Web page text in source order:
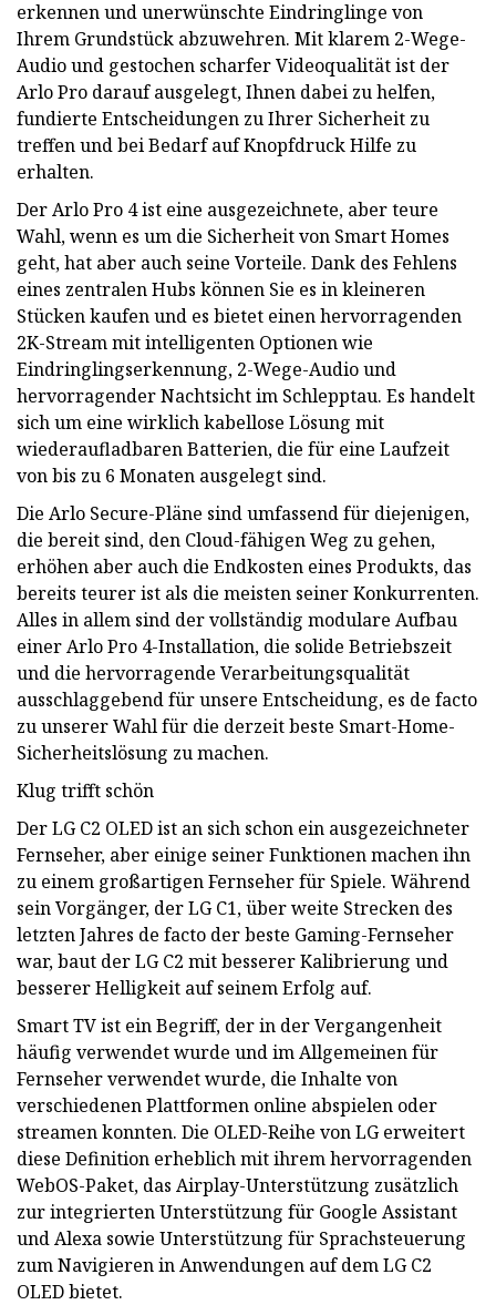
erkennen und unerwünschte Eindringlinge von
Ihrem Grundstück abzuwehren. Mit klarem 2-Wege-
Audio und gestochen scharfer Videoqualität ist der
Arlo Pro darauf ausgelegt, Ihnen dabei zu helfen,
fundierte Entscheidungen zu Ihrer Sicherheit zu
treffen und bei Bedarf auf Knopfdruck Hilfe zu
erhalten.
Der Arlo Pro 4 ist eine ausgezeichnete, aber teure
Wahl, wenn es um die Sicherheit von Smart Homes
geht, hat aber auch seine Vorteile. Dank des Fehlens
eines zentralen Hubs können Sie es in kleineren
Stücken kaufen und es bietet einen hervorragenden
2K-Stream mit intelligenten Optionen wie
Eindringlingserkennung, 2-Wege-Audio und
hervorragender Nachtsicht im Schlepptau. Es handelt
sich um eine wirklich kabellose Lösung mit
wiederaufladbaren Batterien, die für eine Laufzeit
von bis zu 6 Monaten ausgelegt sind.
Die Arlo Secure-Pläne sind umfassend für diejenigen,
die bereit sind, den Cloud-fähigen Weg zu gehen,
erhöhen aber auch die Endkosten eines Produkts, das
bereits teurer ist als die meisten seiner Konkurrenten.
Alles in allem sind der vollständig modulare Aufbau
einer Arlo Pro 4-Installation, die solide Betriebszeit
und die hervorragende Verarbeitungsqualität
ausschlaggebend für unsere Entscheidung, es de facto
zu unserer Wahl für die derzeit beste Smart-Home-
Sicherheitslösung zu machen.
Klug trifft schön
Der LG C2 OLED ist an sich schon ein ausgezeichneter
Fernseher, aber einige seiner Funktionen machen ihn
zu einem großartigen Fernseher für Spiele. Während
sein Vorgänger, der LG C1, über weite Strecken des
letzten Jahres de facto der beste Gaming-Fernseher
war, baut der LG C2 mit besserer Kalibrierung und
besserer Helligkeit auf seinem Erfolg auf.
Smart TV ist ein Begriff, der in der Vergangenheit
häufig verwendet wurde und im Allgemeinen für
Fernseher verwendet wurde, die Inhalte von
verschiedenen Plattformen online abspielen oder
streamen konnten. Die OLED-Reihe von LG erweitert
diese Definition erheblich mit ihrem hervorragenden
WebOS-Paket, das Airplay-Unterstützung zusätzlich
zur integrierten Unterstützung für Google Assistant
und Alexa sowie Unterstützung für Sprachsteuerung
zum Navigieren in Anwendungen auf dem LG C2
OLED bietet.